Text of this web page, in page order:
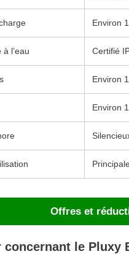
Environ
l’eau Certifié
Environ
Environ
Offres et
concernant le Pluxy